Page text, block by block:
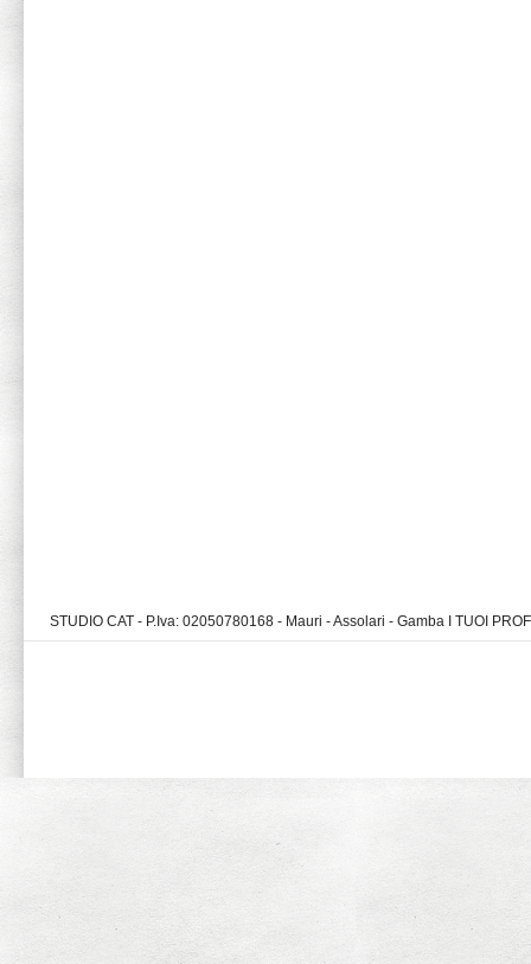
STUDIO CAT - P.Iva: 02050780168 - Mauri - Assolari - Gamba I TUOI